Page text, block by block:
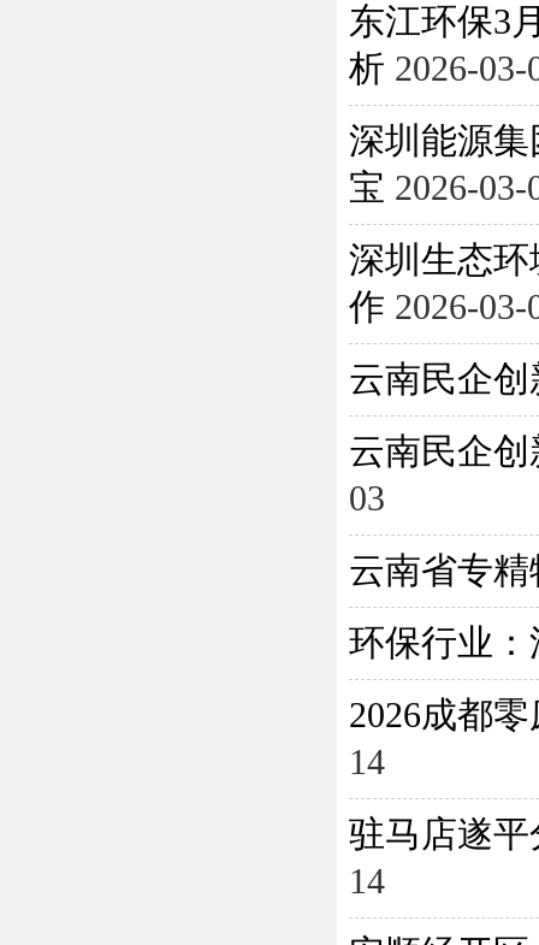
东江环保3
析 2026-03-
深圳能源
宝 2026-03-
深圳生态
作 2026-03-
云南民企
云南民企
03
云南省专
环保行业
2026成都
14
驻马店遂平
14